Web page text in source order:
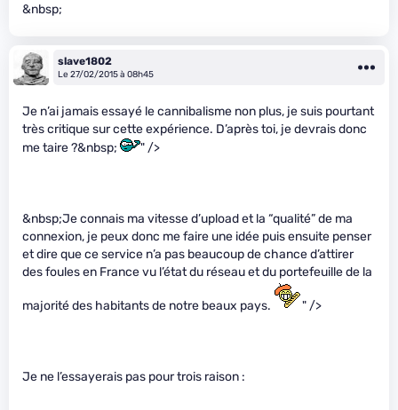
&nbsp;
slave1802
Le 27/02/2015 à 08h45
Je n’ai jamais essayé le cannibalisme non plus, je suis pourtant
très critique sur cette expérience. D’après toi, je devrais donc
me taire ?&nbsp;
" />
&nbsp;Je connais ma vitesse d’upload et la “qualité” de ma
connexion, je peux donc me faire une idée puis ensuite penser
et dire que ce service n’a pas beaucoup de chance d’attirer
des foules en France vu l’état du réseau et du portefeuille de la
majorité des habitants de notre beaux pays. " />
Je ne l’essayerais pas pour trois raison :